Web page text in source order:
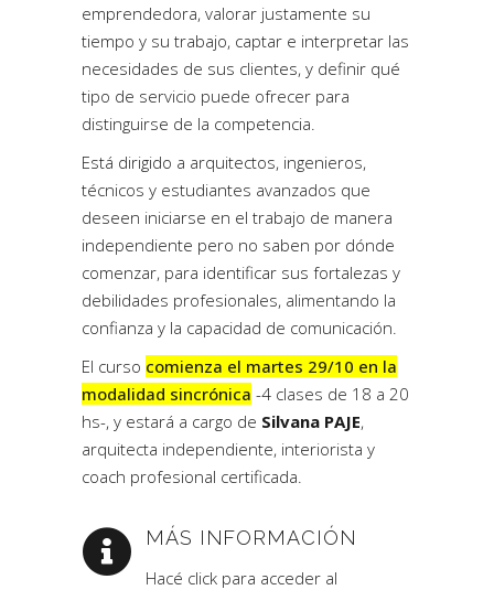
emprendedora, valorar justamente su
tiempo y su trabajo, captar e interpretar las
necesidades de sus clientes, y definir qué
tipo de servicio puede ofrecer para
distinguirse de la competencia.
Está dirigido a arquitectos, ingenieros,
técnicos y estudiantes avanzados que
deseen iniciarse en el trabajo de manera
independiente pero no saben por dónde
comenzar, para identificar sus fortalezas y
debilidades profesionales, alimentando la
confianza y la capacidad de comunicación.
El curso comienza el martes 29/10 en la
modalidad sincrónica -4 clases de 18 a 20
hs-, y estará a cargo de Silvana PAJE,
arquitecta independiente, interiorista y
coach profesional certificada.
MÁS INFORMACIÓN
Hacé click para acceder al